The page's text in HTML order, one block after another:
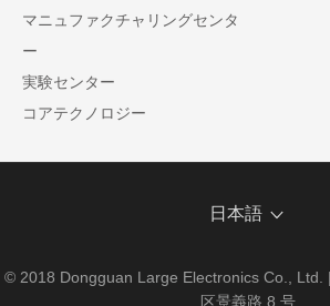
マニュファクチャリングセンタ
ー
実験センター
コアテクノロジー
日本語
© 2018 Dongguan Large Electronics Co., Ltd.
区景義路 8 号